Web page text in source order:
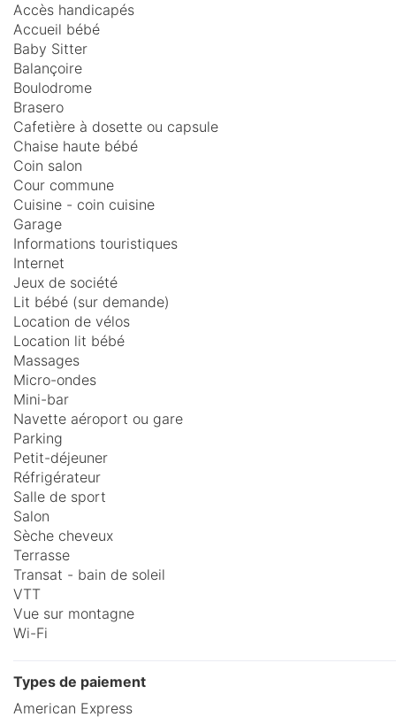
Accès handicapés
Accueil bébé
Baby Sitter
Balançoire
Boulodrome
Brasero
Cafetière à dosette ou capsule
Chaise haute bébé
Coin salon
Cour commune
Cuisine - coin cuisine
Garage
Informations touristiques
Internet
Jeux de société
Lit bébé (sur demande)
Location de vélos
Location lit bébé
Massages
Micro-ondes
Mini-bar
Navette aéroport ou gare
Parking
Petit-déjeuner
Réfrigérateur
Salle de sport
Salon
Sèche cheveux
Terrasse
Transat - bain de soleil
VTT
Vue sur montagne
Wi-Fi
Types de paiement
American Express